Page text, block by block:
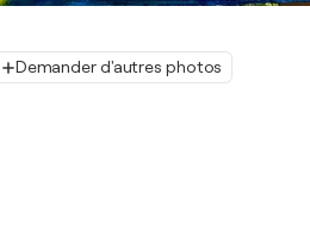
Demander d'autres photos